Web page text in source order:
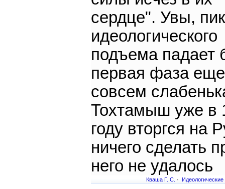
сердце". Увы, пик
идеологического
подъема падает
первая фаза еще
совсем
Тохтамыш уже в
году вторгся на
ничего сделать
него не удалось
Кваша Г. С. ·